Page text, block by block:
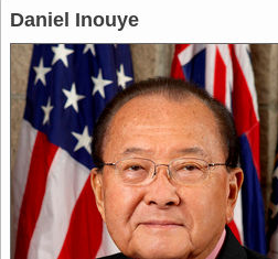
Daniel Inouye